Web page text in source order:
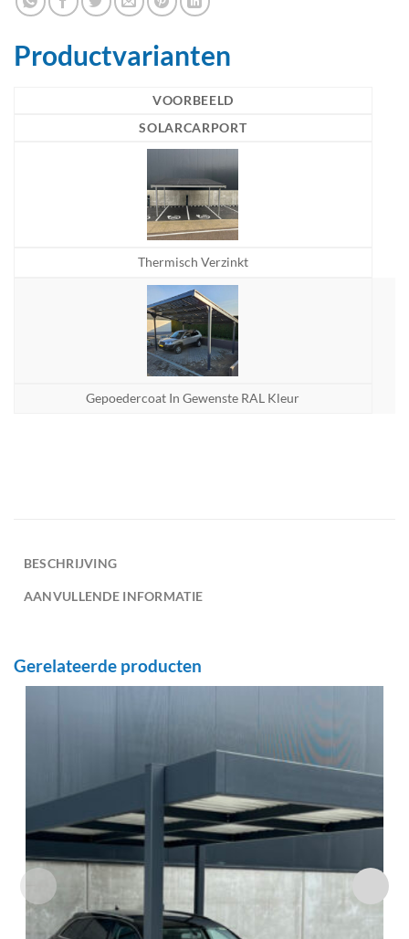
Productvarianten
VOORBEELD
SOLARCARPORT
Thermisch Verzinkt
Gepoedercoat In Gewenste RAL Kleur
BESCHRIJVING
AANVULLENDE INFORMATIE
Gerelateerde producten